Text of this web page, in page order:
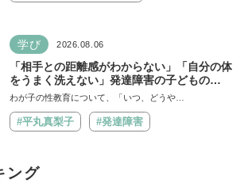
学び 2026.08.06
「相手との距離感がわからない」「自分の体
をうまく洗えない」発達障害の子どもの
「性」に関する困りごと・性教育のポイント
聞いた】
わが子の性教育について、「いつ、どうや…
#平丸真梨子 #発達障害
ング